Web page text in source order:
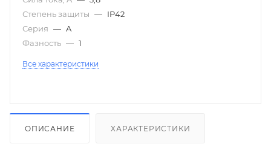
Степень защиты — IP42
Серия — A
Фазность — 1
Все характеристики
ОПИСАНИЕ ХАРАКТЕРИСТИКИ